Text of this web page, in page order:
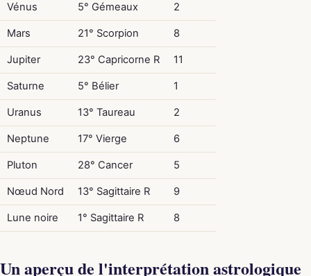
Vénus 5° Gémeaux 2
Mars 21° Scorpion 8
Jupiter 23° Capricorne R 11
Saturne 5° Bélier 1
Uranus 13° Taureau 2
Neptune 17° Vierge 6
Pluton 28° Cancer 5
Nœud Nord 13° Sagittaire R 9
Lune noire 1° Sagittaire R 8
Un aperçu de l'interprétation astrologique